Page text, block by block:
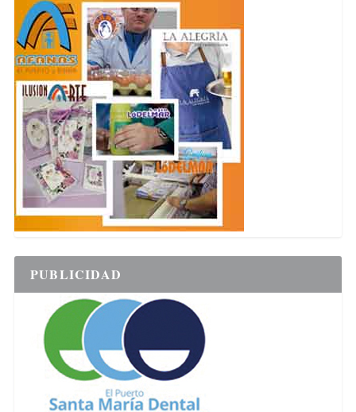
PUBLICIDAD